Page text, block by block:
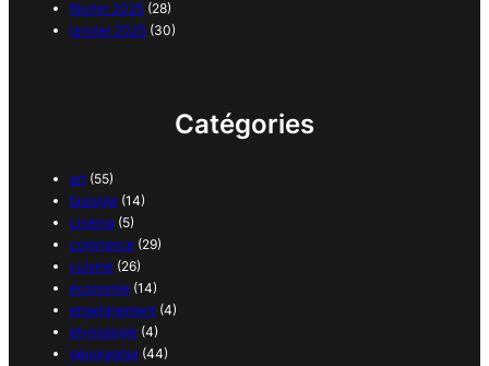
février 2025 (28)
janvier 2025 (30)
Catégories
art (55)
biologie (14)
cinéma (5)
commerce (29)
cuisine (26)
économie (14)
enseignement (4)
étymologie (4)
géographie (44)